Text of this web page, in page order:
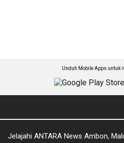
Unduh Mobile Apps untuk
Jelajahi ANTARA News Ambon,